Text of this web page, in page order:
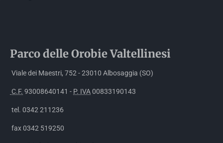
Parco delleOrobieValtellinesi
Viale dei Maestri, 752 - 23010 Albosaggia (SO)
C.F. 93008640141 - P. IVA00833190143
tel. 0342 211236
fax 0342 519250